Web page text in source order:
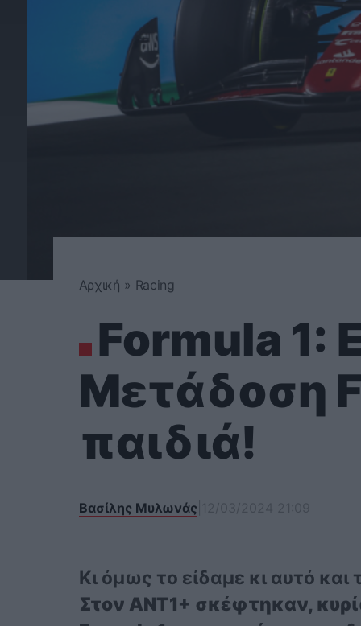
Αρχική » Racing
Formula 1:
Μετάδοση
παιδιά!
Βασίλης Μυλωνάς
Κι όμως το είδαμε κι αυτό και
Στον ΑΝΤ1+ σκέφτηκαν,